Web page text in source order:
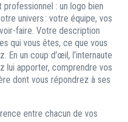
: un logo bien
univers : votre équipe, vos
faire. Votre description
qui vous êtes, ce que vous
En un coup d’œil, l’internaute
lui apporter, comprendre vos
dont vous répondrez à ses
entre chacun de vos